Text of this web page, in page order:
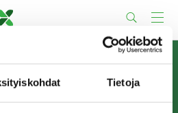
Tietoja
yhteistyöorganisaatio, joka